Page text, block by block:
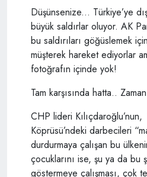
Düşünsenize... Türkiye’ye
büyük saldırlar oluyor. AK
bu saldırıları göğüslemek
müşterek hareket ediyorlar
fotoğrafın içinde yok!
Tam karşısında hatta..
CHP lideri
Köprüsü’ndeki darbecileri
durdurmaya çalışan bu
çocuklarını ise, şu ya da bu
göstermeye çalışması, çok